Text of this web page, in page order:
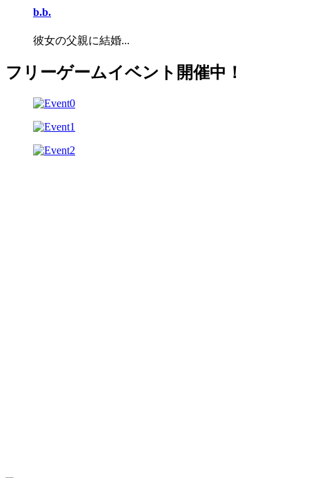
b.b.
彼女の父親に結婚...
フリーゲームイベント開催中！